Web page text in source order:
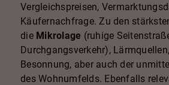
Vergleichspreisen,
Käufernachfrage. Zu den
die Mikrolage (ruhige
Durchgangsverkehr),
Besonnung, aber auch der
des Wohnumfelds. Ebenfalls